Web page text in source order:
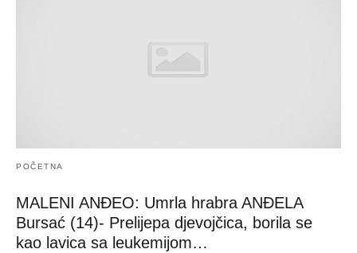
POČETNA
MALENI ANĐEO: Umrla hrabra ANĐELA
Bursać (14)- Prelijepa djevojčica, borila se
kao lavica sa leukemijom…